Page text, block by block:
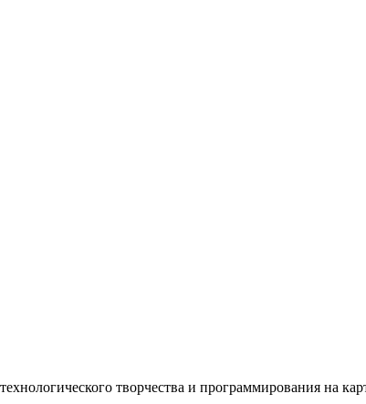
творчества и программирования на